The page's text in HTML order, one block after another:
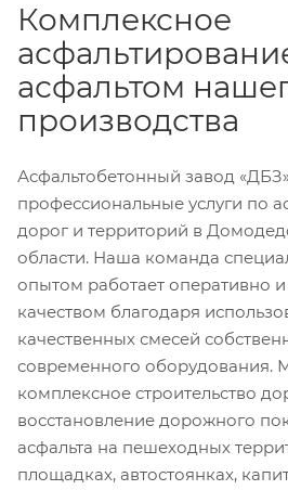
Комплексное
асфальтом
производства
Асфальтобетонный завод
профессиональные услуги по
дорог и территорий в
области. Наша команда
опытом работает оперативно
качеством благодаря
качественных смесей
современного оборудования.
комплексное строительство
восстановление дорожного
асфальта на пешеходных
площадках, автостоянках,